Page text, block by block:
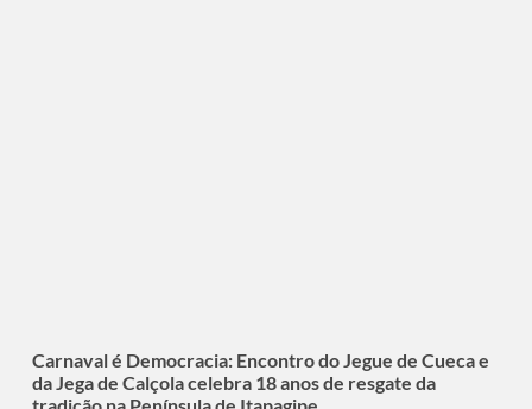
Carnaval é Democracia: Encontro do Jegue de Cueca e
da Jega de Calçola celebra 18 anos de resgate da